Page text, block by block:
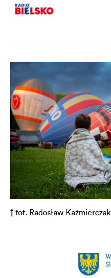
↑ fot. Radosław Kaźmierczak